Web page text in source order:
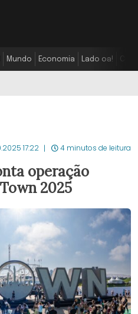
Mundo Economia Lado oa!
17:22 4 minutos de leitura
operação
2025